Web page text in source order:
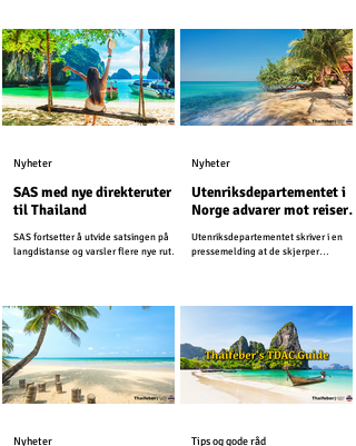
SAS med nye direkteruter
til Thailand
SAS fortsetter å utvide satsingen på
langdistanse og varsler flere nye ruter i
Nyheter
Utenriksdepartementet i
Norge advarer mot reiser
til ferieøyer i Thailand
Utenriksdepartementet skriver i en
pressemelding at de skjerper
hver side av grensen mellom Thailand
og Kambodsja. Den forrige
reiseadvarselen gjaldt for 20 kilometer
fra grensen.
Nyheter
Nyheter Tips og gode råd